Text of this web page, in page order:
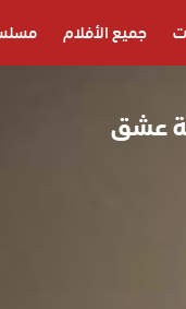
جميع الأفلام
قصة عشق